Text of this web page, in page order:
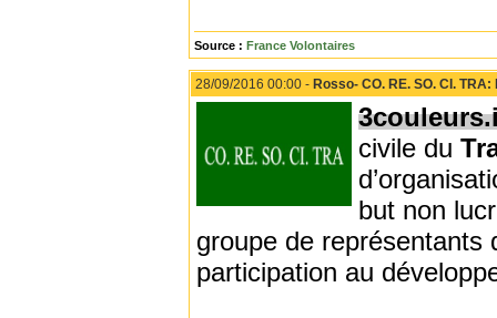
Source : France Volontaires
28/09/2016 00:00 - Rosso- CO. RE. SO. CI.
civile du
but non
groupe de représentants
participation au